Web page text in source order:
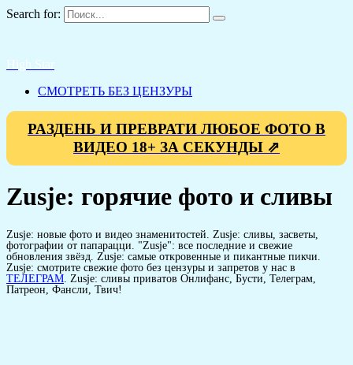
Search for:
High Star
СМОТРЕТЬ БЕЗ ЦЕНЗУРЫ
РАЗДЕНЬ И ПРЕВРАТИ ЛЮБОЕ ФОТО В
ВИДЕО 18+ ЗА СЕКУНДЫ ⇗
Zusje: горячие фото и сливы
Zusje: новые фото и видео знаменитостей. Zusje: сливы, засветы,
фотографии от папарацци. "Zusje": все последние и свежие
обновления звёзд. Zusje: самые откровенные и пикантные пикчи.
Zusje: смотрите свежие фото без цензуры и запретов у нас в
ТЕЛЕГРАМ . Zusje: сливы приватов Онлифанс, Бусти, Телеграм,
Патреон, Фансли, Твич!